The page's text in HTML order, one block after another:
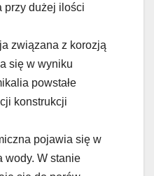
przy dużej ilości
związana z korozją
się w wyniku
powstałe
konstrukcji
pojawia się w
wody. W stanie